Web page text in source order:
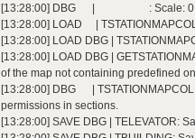
[13:28:00] DBG | : Scale:
[13:28:00] LOAD |
[13:28:00] LOAD DBG |
[13:28:00] LOAD DBG |
of the map not containing predefined
[13:28:00] DBG |
permissions in sections.
[13:28:00] SAVE DBG | TELEVATOR: